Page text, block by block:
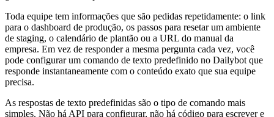
Toda equipe tem informações que são pedidas repetidamente: o link
para o dashboard de produção, os passos para resetar um ambiente
de staging, o calendário de plantão ou a URL do manual da
empresa. Em vez de responder a mesma pergunta cada vez, você
pode configurar um comando de texto predefinido no Dailybot que
responde instantaneamente com o conteúdo exato que sua equipe
precisa.
As respostas de texto predefinidas são o tipo de comando mais
simples. Não há API para configurar, não há código para escrever e